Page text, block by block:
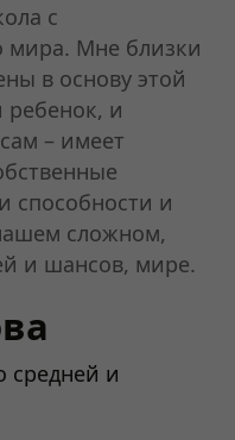
с
мира. Мне близки
в основу этой
и
– имеет
способности и
сложном,
и шансов, мире.
средней и